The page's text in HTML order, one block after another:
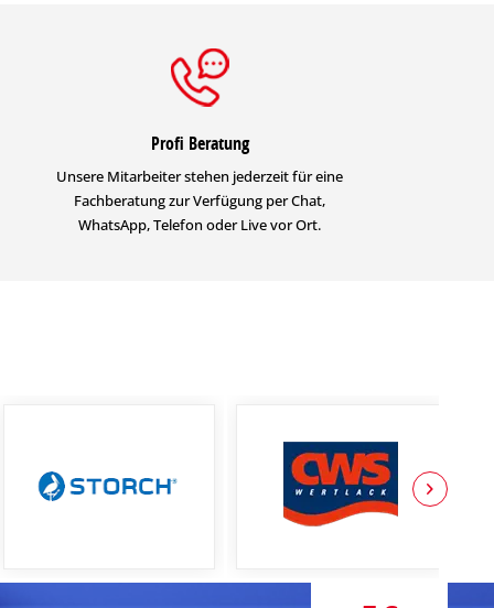
Profi Beratung
Unsere Mitarbeiter stehen jederzeit für eine
Fachberatung zur Verfügung per Chat,
WhatsApp, Telefon oder Live vor Ort.